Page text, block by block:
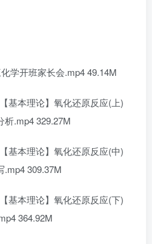
开班家长会.mp4 49.14M
本理论】氧化还原反应(上)
.mp4 329.27M
本理论】氧化还原反应(中)
309.37M
本理论】氧化还原反应(下)
364.92M